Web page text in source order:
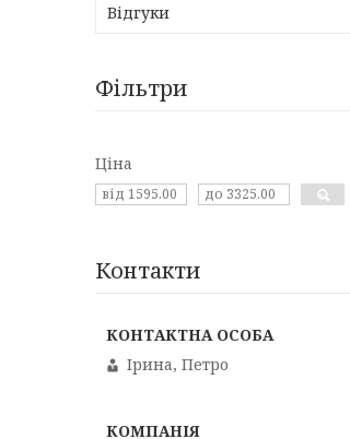
Відгуки
Фільтри
Ціна
Контакти
Ірина, Петро